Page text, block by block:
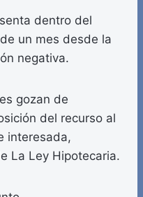
dentro del
un mes desde la
negativa.
gozan de
del recurso al
interesada,
La Ley Hipotecaria.